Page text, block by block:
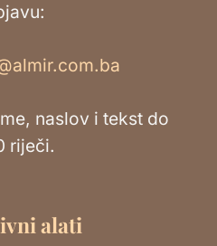
naslov i tekst do
riječi.
alati